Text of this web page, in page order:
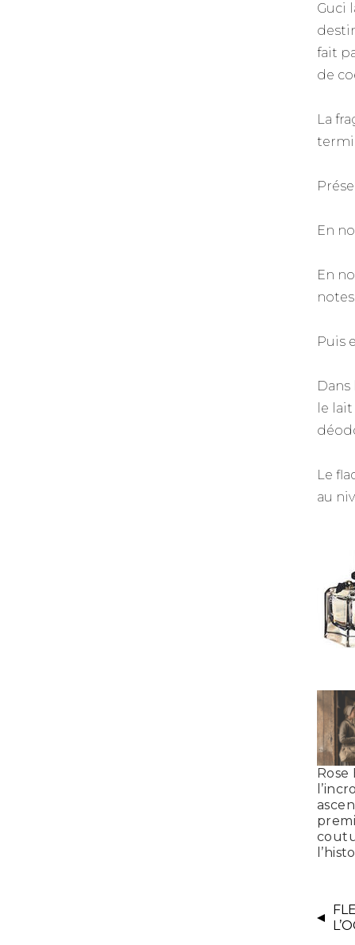
Guci
fait
de
La
En
En
Puis
le
Le
au
Rose